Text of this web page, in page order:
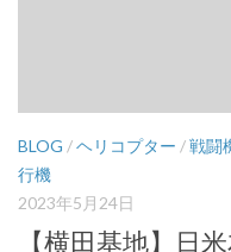
BLOG /ヘリコプター /戦闘
行機
2023年5月24日
【横田基地】日